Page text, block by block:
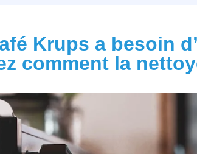
Krups a besoin
comment la